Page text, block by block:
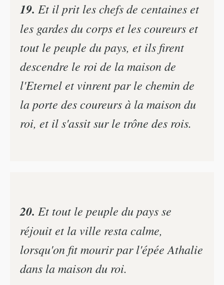
19. Et il prit les chefs de centaines et
les gardes du corps et les coureurs et
tout le peuple du pays, et ils firent
descendre le roi de la maison de
l'Eternel et vinrent par le chemin de
la porte des coureurs à la maison du
roi, et il s'assit sur le trône des rois.
20. Et tout le peuple du pays se
réjouit et la ville resta calme,
lorsqu'on fit mourir par l'épée Athalie
dans la maison du roi.